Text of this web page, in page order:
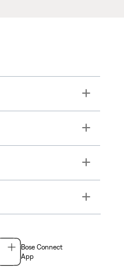
Toggle
Toggle
Toggle
Toggle
Bose Connect
App